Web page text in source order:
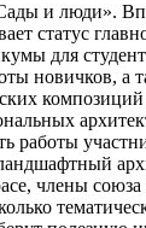
и люди».
статус
для
новичков, а
члены